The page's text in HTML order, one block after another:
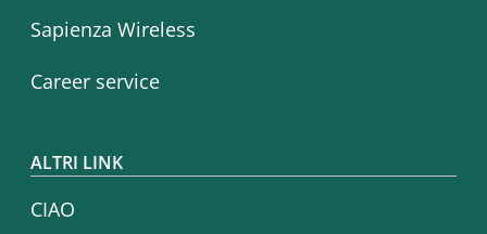
Sapienza Wireless
Career service
ALTRI LINK
CIAO